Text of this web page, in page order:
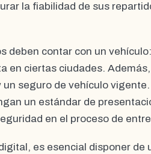
la fiabilidad de sus
deben contar con un
en ciertas ciudades.
seguro de vehículo vigente.
un estándar de
en el proceso de
es esencial disponer de